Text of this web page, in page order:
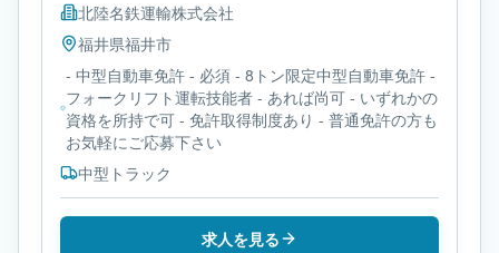
北陸名鉄運輸株式会社
福井県福井市
- 中型自動車免許 - 必須 - 8トン限定中型自動車免許 -
フォークリフト運転技能者 - あれば尚可 - いずれかの
資格を所持で可 - 免許取得制度あり - 普通免許の方も
お気軽にご応募下さい
中型トラック
求人を見る